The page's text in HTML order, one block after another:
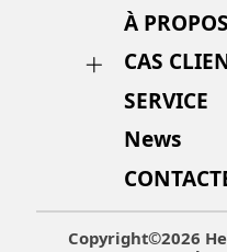
À PROPOS
CAS
SERVICE
News
Copyright©2026